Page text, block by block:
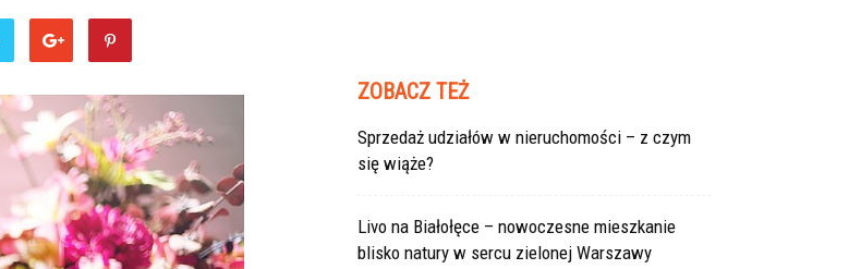
ZOBACZ TEŻ
Sprzedaż udziałów w nieruchomości – z czym
się wiąże?
Livo na Białołęce – nowoczesne mieszkanie
blisko natury w sercu zielonej Warszawy